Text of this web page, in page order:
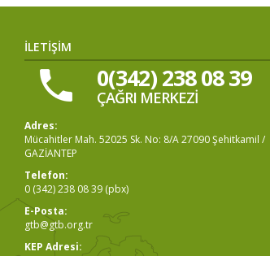
İLETİŞİM
0(342) 238 08 39
ÇAĞRI MERKEZİ
Adres:
Mücahitler Mah. 52025 Sk. No: 8/A 27090 Şehitkamil /
GAZİANTEP
Telefon:
0 (342) 238 08 39 (pbx)
E-Posta:
gtb@gtb.org.tr
KEP Adresi: